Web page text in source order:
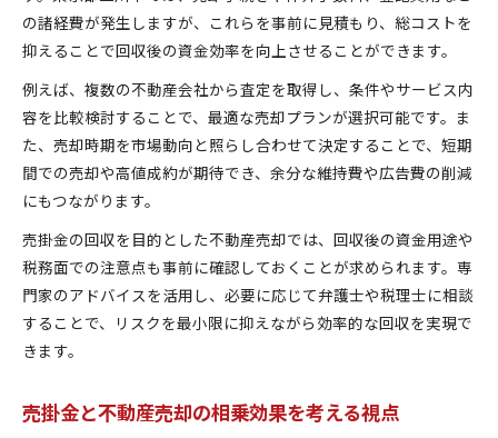
不動産売却で売掛金回収率を高める実践例
売掛金回収率アップにつながる売却戦略
不動産売却がもたらす回収率向上の仕組み
売掛金回収率を左右する不動産売却のコツ
売掛回収率高める不動産売却のチェックポイント
地元で活かす売掛金回収の最新ノウハウ
不動産売却を活用した売掛金回収の最新動向
地元で実践できる不動産売却と回収ノウハウ
売掛金回収で成功する最新不動産売却活用法
不動産売却を交えた売掛回収の実践ノウハウ
不動産売却費用を抑えるための実務的工夫
の諸経費が発生しますが、これらを事前に見積もり、総コストを
抑えることで回収後の資金効率を向上させることができます。
例えば、複数の不動産会社から査定を取得し、条件やサービス内
容を比較検討することで、最適な売却プランが選択可能です。ま
た、売却時期を市場動向と照らし合わせて決定することで、短期
間での売却や高値成約が期待でき、余分な維持費や広告費の削減
にもつながります。
売掛金の回収を目的とした不動産売却では、回収後の資金用途や
税務面での注意点も事前に確認しておくことが求められます。専
門家のアドバイスを活用し、必要に応じて弁護士や税理士に相談
することで、リスクを最小限に抑えながら効率的な回収を実現で
きます。
売掛金と不動産売却の相乗効果を考える視点